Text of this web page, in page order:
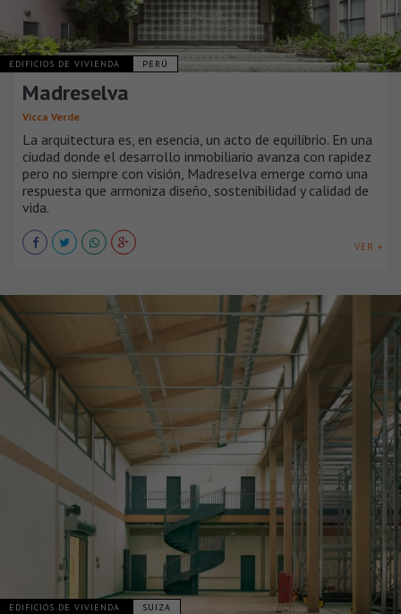
EDIFICIOS DE VIVIENDA PERÚ
Madreselva
Vicca Verde
La arquitectura es, en esencia, un acto de equilibrio. En una
ciudad donde el desarrollo inmobiliario avanza con rapidez
pero no siempre con visión, Madreselva emerge como una
respuesta que armoniza diseño, sostenibilidad y calidad de
vida.
VER +
EDIFICIOS DE VIVIENDA SUIZA